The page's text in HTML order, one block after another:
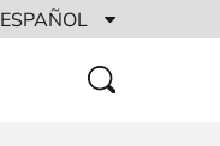
ESPAÑOL